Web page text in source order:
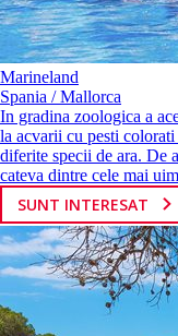
Marineland
Spania / Mallorca
In gradina zoologica a
la acvarii cu pesti
diferite specii de ara. De
cateva dintre cele mai
SUNT INTERESAT